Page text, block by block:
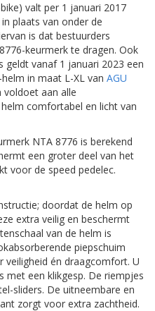
valt per 1 januari 2017
plaats van onder de
is dat bestuurders
keurmerk te dragen. Ook
vanaf 1 januari 2023 een
in maat L-XL van AGU
voldoet aan alle
comfortabel en licht van
NTA 8776 is berekend
een groter deel van het
voor de speed pedelec.
doordat de helm op
extra veilig en beschermt
van de helm is
piepschuim
veiligheid én draagcomfort. U
een klikgesp. De riempjes
sliders. De uitneembare en
zorgt voor extra zachtheid.